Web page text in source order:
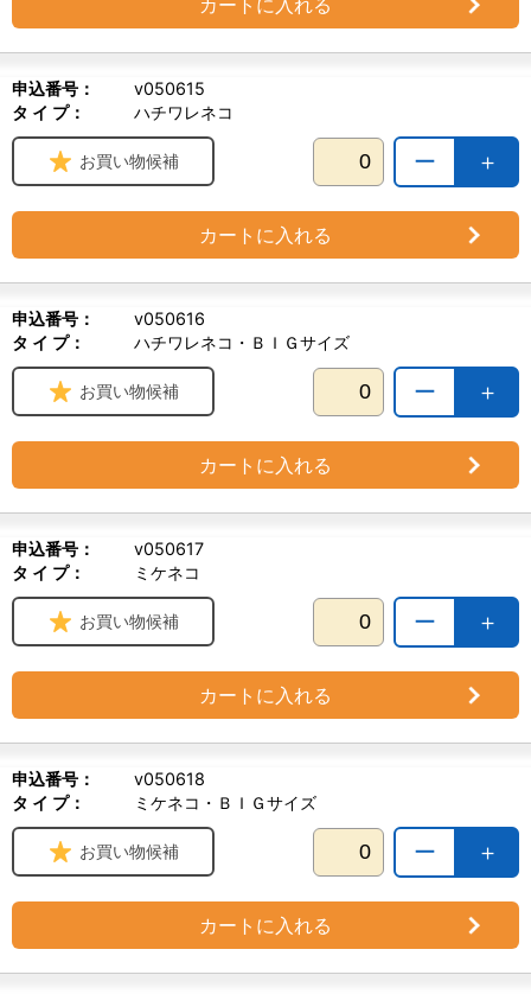
申込番号：
v050615
タ イ プ：
ハチワレネコ
＋
ー
お買い物候補
カートに入れる
申込番号：
v050616
タ イ プ：
ハチワレネコ・ＢＩＧサイズ
＋
ー
お買い物候補
カートに入れる
申込番号：
v050617
タ イ プ：
ミケネコ
＋
ー
お買い物候補
カートに入れる
申込番号：
v050618
タ イ プ：
ミケネコ・ＢＩＧサイズ
＋
ー
お買い物候補
カートに入れる